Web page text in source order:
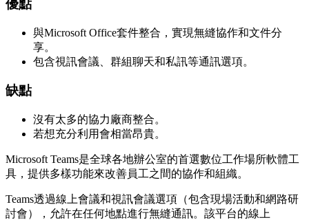
優點
與Microsoft Office套件整合，實現無縫協作和文件分
享。
包含視訊會議、群組聊天和私訊等通訊選項。
缺點
沒有太多的協力廠商整合。
若想充分利用會相當昂貴。
Microsoft Teams是全球各地辦公室的首選數位工作場所軟體工
具，提供多樣功能來改善員工之間的協作和組織。
Teams透過線上會議和視訊會議選項（包含現場活動和網路研
討會），允許在任何地點進行無縫通訊。該平台的線上